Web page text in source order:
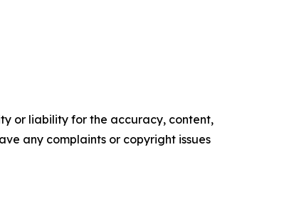
or liability for the accuracy, content,
any complaints or copyright issues